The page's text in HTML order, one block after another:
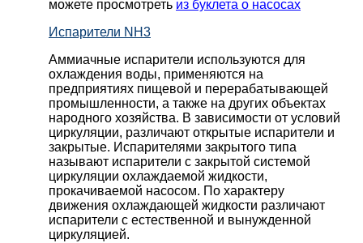
можете просмотреть из буклета о насосах
Испарители NH3
Аммиачные испарители используются для
охлаждения воды, применяются на
предприятиях пищевой и перерабатывающей
промышленности, а также на других объектах
народного хозяйства. В зависимости от условий
циркуляции, различают открытые испарители и
закрытые. Испарителями закрытого типа
называют испарители с закрытой системой
циркуляции охлаждаемой жидкости,
прокачиваемой насосом. По характеру
движения охлаждающей жидкости различают
испарители с естественной и вынужденной
циркуляцией.